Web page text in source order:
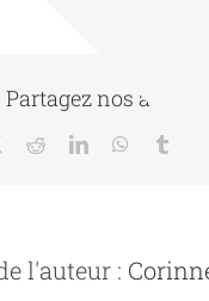
Partagez nos
RedditLinkedInWhatsApp
l'auteur :